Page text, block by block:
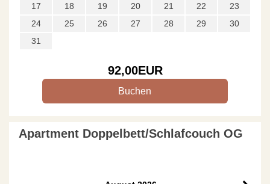
17
18 19 20 21 22
23
24
25 26 27 28 29
30
31
92,00EUR
Apartment Doppelbett/Schlafcouch OG